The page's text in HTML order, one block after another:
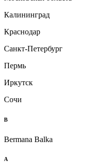
Калининград
Краснодар
Санкт-Петербург
Пермь
Иркутск
Сочи
B
Bermana Balka
А